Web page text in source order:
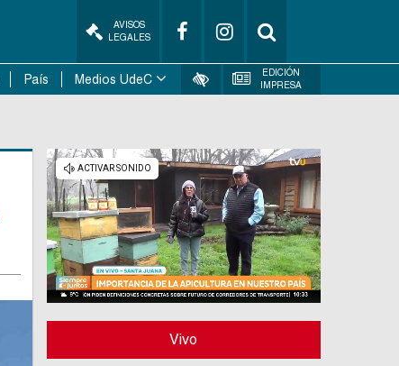
AVISOS
LEGALES
País Medios UdeC
EDICIÓN
IMPRESA
Vivo